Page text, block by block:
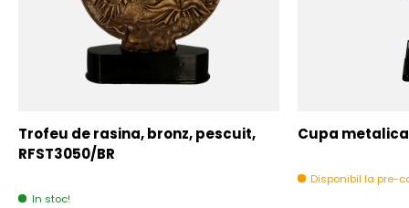
Trofeu de rasina, bronz, pescuit,
RFST3050/BR
In stoc!
Cupa
Disponibil la pre-